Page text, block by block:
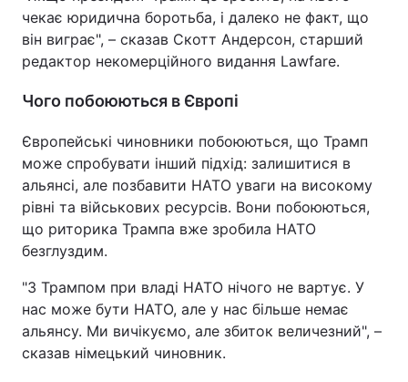
чекає юридична боротьба, і далеко не факт, що
він виграє", – сказав Скотт Андерсон, старший
редактор некомерційного видання Lawfare.
Чого побоюються в Європі
Європейські чиновники побоюються, що Трамп
може спробувати інший підхід: залишитися в
альянсі, але позбавити НАТО уваги на високому
рівні та військових ресурсів. Вони побоюються,
що риторика Трампа вже зробила НАТО
безглуздим.
"З Трампом при владі НАТО нічого не вартує. У
нас може бути НАТО, але у нас більше немає
альянсу. Ми вичікуємо, але збиток величезний", –
сказав німецький чиновник.